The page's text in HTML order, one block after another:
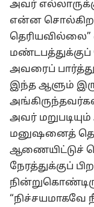
அவர்
என்ன
அவரைப்
இந்த ஆளும்
அவர்
மனுஷனைத்
ஆணையிட்டுச்
நேரத்துக்குப்